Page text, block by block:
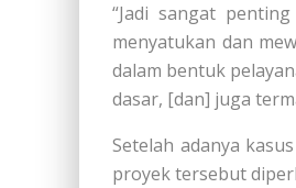
“Jadi sangat
menyatukan dan
dalam bentuk
dasar, [dan] juga
Setelah adanya
proyek tersebut